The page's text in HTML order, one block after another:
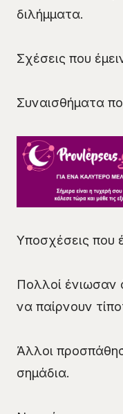
διλήμματα.
Σχέσεις που
Συναισθήματα
Υποσχέσεις που
Πολλοί ένιωσαν
να παίρνουν
Άλλοι
σημάδια.